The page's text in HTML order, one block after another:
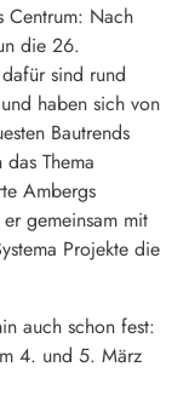
Centrum: Nach
die 26.
sind rund
haben sich von
Bautrends
Thema
Ambergs
gemeinsam mit
Projekte die
auch schon fest:
4. und 5. März